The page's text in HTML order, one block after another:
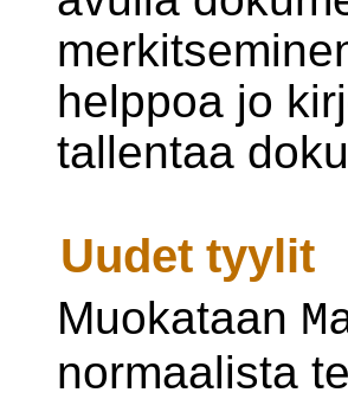
helppoa jo
tallentaa
Uudet tyylit
Muokataan
normaalista